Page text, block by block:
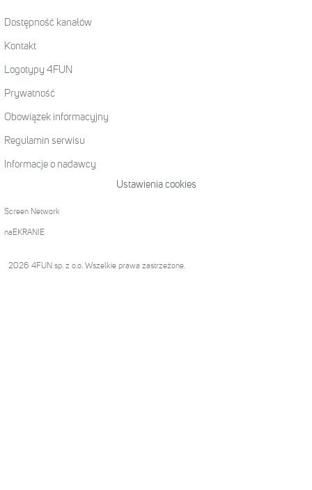
Dostępność kanałów
Kontakt
Logotypy 4FUN
Prywatność
Obowiązek informacyjny
Regulamin serwisu
Informacje o nadawcy
Ustawienia cookies
Screen Network
naEKRANIE
2026 4FUN sp. z o.o. Wszelkie prawa zastrzeżone.